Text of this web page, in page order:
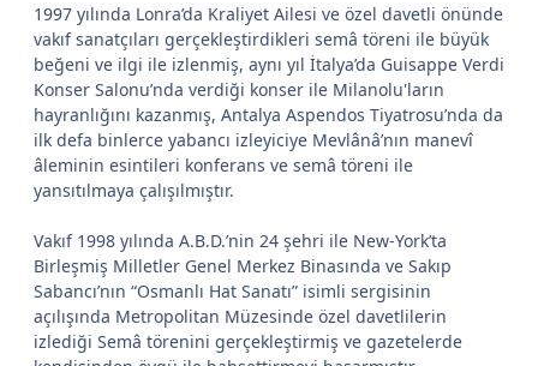
1997 yılında Lonra’da Kraliyet Ailesi ve özel davetli önünde
vakıf sanatçıları gerçekleştirdikleri semâ töreni ile büyük
beğeni ve ilgi ile izlenmiş, aynı yıl İtalya’da Guisappe Verdi
Konser Salonu’nda verdiği konser ile Milanolu'ların
hayranlığını kazanmış, Antalya Aspendos Tiyatrosu’nda da
ilk defa binlerce yabancı izleyiciye Mevlânâ’nın manevî
âleminin esintileri konferans ve semâ töreni ile
yansıtılmaya çalışılmıştır.
Vakıf 1998 yılında A.B.D.’nin 24 şehri ile New-York’ta
Birleşmiş Milletler Genel Merkez Binasında ve Sakıp
Sabancı’nın “Osmanlı Hat Sanatı” isimli sergisinin
açılışında Metropolitan Müzesinde özel davetlilerin
izlediği Semâ törenini gerçekleştirmiş ve gazetelerde